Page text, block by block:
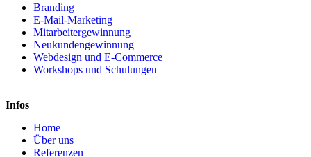
Branding
E-Mail-Marketing
Mitarbeitergewinnung
Neukundengewinnung
Webdesign und E-Commerce
Workshops und Schulungen
Infos
Home
Über uns
Referenzen